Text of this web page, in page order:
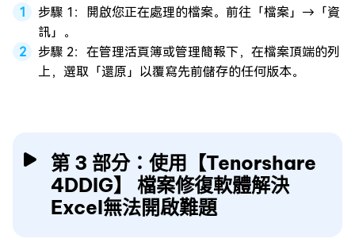
步驟 1：開啟您正在處理的檔案。前往「檔案」→「資
訊」。
步驟 2：在管理活頁簿或管理簡報下，在檔案頂端的列
上，選取「還原」以覆寫先前儲存的任何版本。
第 3 部分：使用【Tenorshare
4DDIG】 檔案修復軟體解決
Excel無法開啟難題